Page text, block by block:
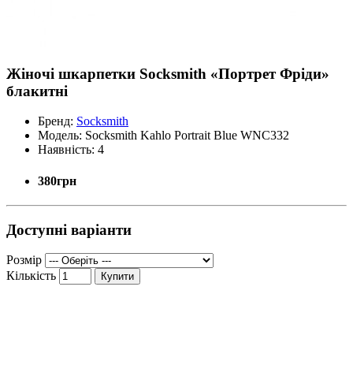
Жіночі шкарпетки Socksmith «Портрет Фріди»
блакитні
Бренд: Socksmith
Модель: Socksmith Kahlo Portrait Blue WNC332
Наявність: 4
380грн
Доступні варіанти
Розмір
Кількість
Купити